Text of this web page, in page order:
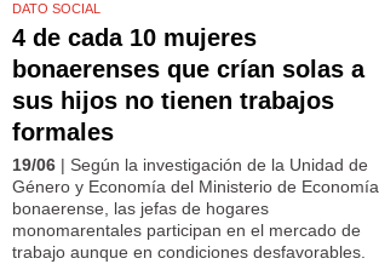
DATO SOCIAL
4 de cada 10 mujeres
bonaerenses que crían solas a
sus hijos no tienen trabajos
formales
19/06 | Según la investigación de la Unidad de
Género y Economía del Ministerio de Economía
bonaerense, las jefas de hogares
monomarentales participan en el mercado de
trabajo aunque en condiciones desfavorables.